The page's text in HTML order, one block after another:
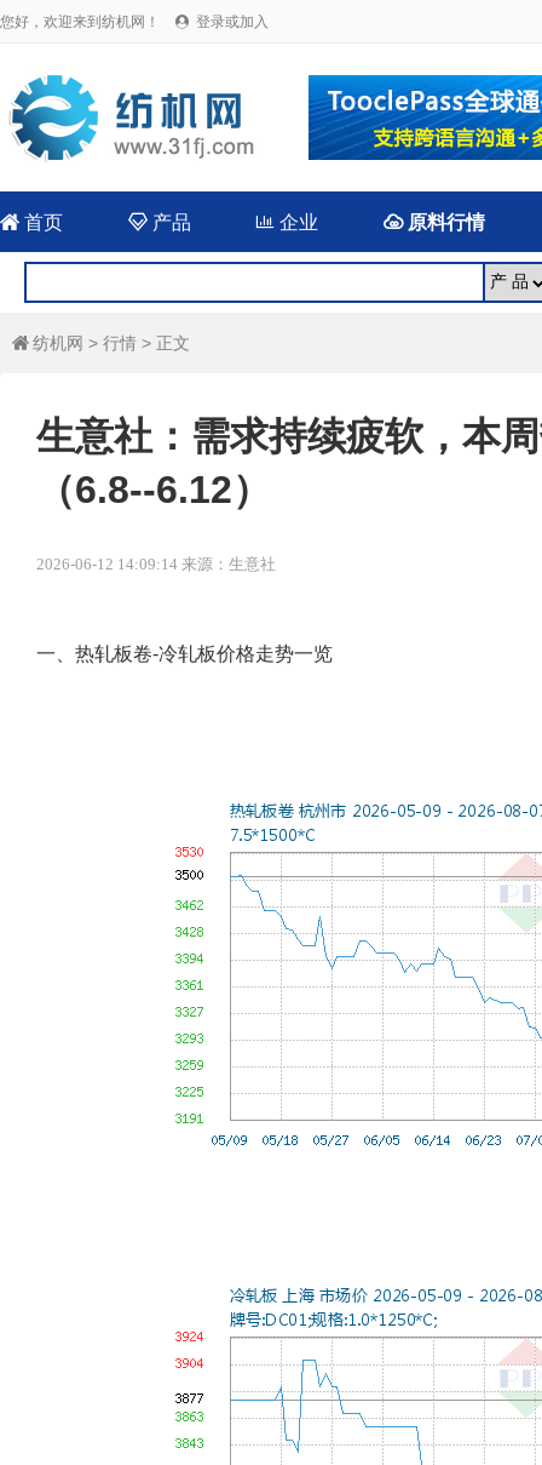
您好，欢迎来到纺机网！  登录或加入
 首页 产品  企业 原料行情
 纺机网 > 行情 > 正文
生意社：需求持续疲软，本
（6.8--6.12）
2026-06-12 14:09:14 来源：生意社
一、热轧板卷-冷轧板价格走势一览